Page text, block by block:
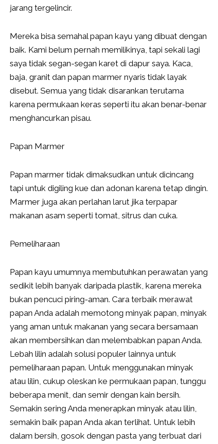
jarang tergelincir.
Mereka bisa semahal papan kayu yang dibuat dengan
baik. Kami belum pernah memilikinya, tapi sekali lagi
saya tidak segan-segan karet di dapur saya. Kaca,
baja, granit dan papan marmer nyaris tidak layak
disebut. Semua yang tidak disarankan terutama
karena permukaan keras seperti itu akan benar-benar
menghancurkan pisau.
Papan Marmer
Papan marmer tidak dimaksudkan untuk dicincang
tapi untuk digiling kue dan adonan karena tetap dingin.
Marmer juga akan perlahan larut jika terpapar
makanan asam seperti tomat, sitrus dan cuka.
Pemeliharaan
Papan kayu umumnya membutuhkan perawatan yang
sedikit lebih banyak daripada plastik, karena mereka
bukan pencuci piring-aman. Cara terbaik merawat
papan Anda adalah memotong minyak papan, minyak
yang aman untuk makanan yang secara bersamaan
akan membersihkan dan melembabkan papan Anda.
Lebah lilin adalah solusi populer lainnya untuk
pemeliharaan papan. Untuk menggunakan minyak
atau lilin, cukup oleskan ke permukaan papan, tunggu
beberapa menit, dan semir dengan kain bersih.
Semakin sering Anda menerapkan minyak atau lilin,
semakin baik papan Anda akan terlihat. Untuk lebih
dalam bersih, gosok dengan pasta yang terbuat dari